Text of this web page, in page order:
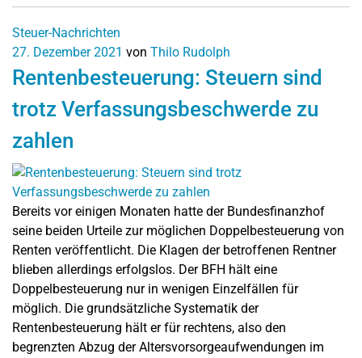
Steuer-Nachrichten
27. Dezember 2021 von Thilo Rudolph
Rentenbesteuerung: Steuern sind
trotz Verfassungsbeschwerde zu
zahlen
Bereits vor einigen Monaten hatte der Bundesfinanzhof
seine beiden Urteile zur möglichen Doppelbesteuerung von
Renten veröffentlicht. Die Klagen der betroffenen Rentner
blieben allerdings erfolgslos. Der BFH hält eine
Doppelbesteuerung nur in wenigen Einzelfällen für
möglich. Die grundsätzliche Systematik der
Rentenbesteuerung hält er für rechtens, also den
begrenzten Abzug der Altersvorsorgeaufwendungen im